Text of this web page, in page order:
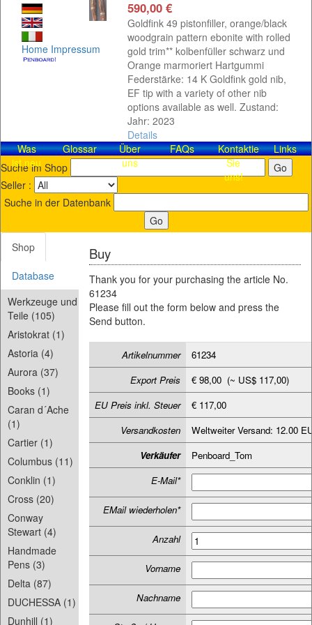
Home Impressum
590,00 €
Goldfink 49 pistonfiller, orange/black
woodgrain pattern ebonite with rolled
gold trim** kolbenfüller schwarz und
Orange marmoriert Hartgummi
Federstärke: 14 K Goldfink gold nib,
EF tip with a variety of other nib
options available as well. Zustand:
Jahr: 2023
Details
Was
ist neu
Glossar
Über
uns
FAQs
Kontaktieren
Sie
uns!
Links
Suche im Shop
Seller :
Suche in der Datenbank
Shop
Database
Werkzeuge und
Teile (105)
Aristokrat (1)
Astoria (4)
Aurora (37)
Books (1)
Caran d´Ache
(1)
Cartier (1)
Columbus (11)
Conklin (1)
Cross (20)
Conway
Stewart (4)
Handmade
Pens (3)
Delta (87)
DUCHESSA (1)
Dunhill (1)
Buy
Thank you for your purchasing the article No.
61234
Please fill out the form below and press the
Send button.
Artikelnummer
61234
Export Preis
€ 98,00 (~ US$ 117,00)
EU Preis inkl. Steuer
€ 117,00
Versandkosten
Weltweiter Versand: 12.00
Verkäufer
Penboard_Tom
E-Mail*
EMail wiederholen*
Anzahl
Vorname
Nachname